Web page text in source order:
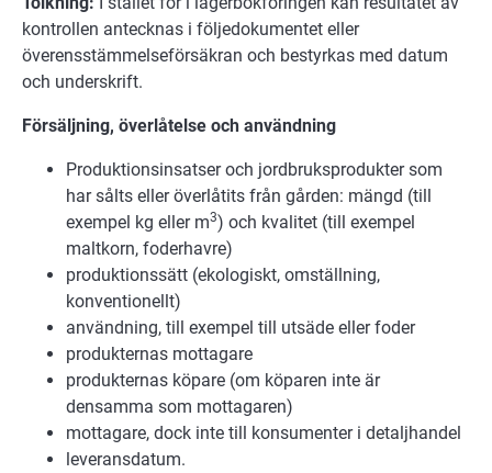
kontrollen antecknas i följedokumentet eller
överensstämmelseförsäkran och bestyrkas med datum
och underskrift.
Försäljning, överlåtelse och användning
Produktionsinsatser och jordbruksprodukter som
har sålts eller överlåtits från gården: mängd (till
exempel kg eller m3) och kvalitet (till exempel
maltkorn, foderhavre)
produktionssätt (ekologiskt, omställning,
konventionellt)
användning, till exempel till utsäde eller foder
produkternas mottagare
produkternas köpare (om köparen inte är
densamma som mottagaren)
mottagare, dock inte till konsumenter i detaljhandel
leveransdatum.